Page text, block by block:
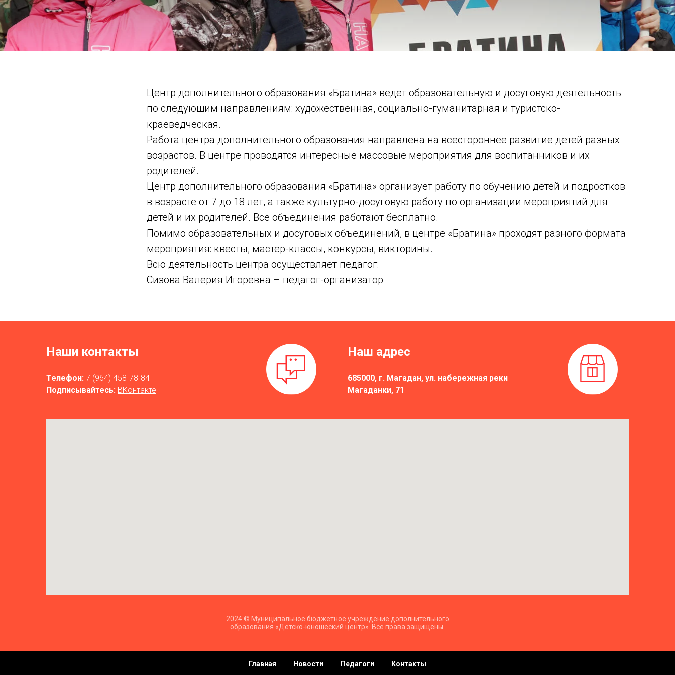
Центр дополнительного образования «Братина» ведёт образовательную и досуговую деятельность
по следующим направлениям: художественная, социально-гуманитарная и туристско-
краеведческая.
Работа центра дополнительного образования направлена на всестороннее развитие детей разных
возрастов. В центре проводятся интересные массовые мероприятия для воспитанников и их
родителей.
Центр дополнительного образования «Братина» организует работу по обучению детей и подростков
в возрасте от 7 до 18 лет, а также культурно-досуговую работу по организации мероприятий для
детей и их родителей. Все объединения работают бесплатно.
Помимо образовательных и досуговых объединений, в центре «Братина» проходят разного формата
мероприятия: квесты, мастер-классы, конкурсы, викторины.
Всю деятельность центра осуществляет педагог:
Сизова Валерия Игоревна – педагог-организатор
Наши контакты
Телефон: 7 (964) 458-78-84
Подписывайтесь: ВКонтакте
Наш адрес
685000, г. Магадан, ул. набережная реки
Магаданки, 71
2024 © Муниципальное бюджетное учреждение дополнительного
образования «Детско-юношеский центр». Все права защищены.
Главная Новости Педагоги Контакты